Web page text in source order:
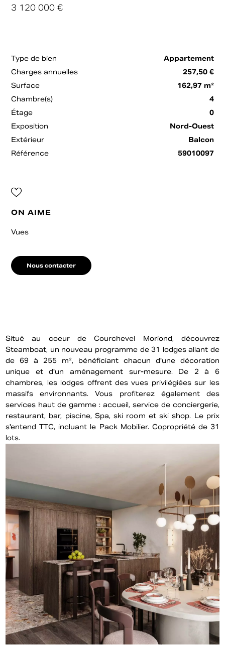
3 120 000 €
Type de bien
Appartement
Charges annuelles
257,50 €
Surface
162,97 m²
Chambre(s)
4
Étage
0
Exposition
Nord-Ouest
Extérieur
Balcon
Référence
59010097
ON AIME
Vues
Nous contacter
Situé au coeur de Courchevel Moriond, découvrez
Steamboat, un nouveau programme de 31 lodges allant de
de 69 à 255 m², bénéficiant chacun d'une décoration
unique et d'un aménagement sur-mesure. De 2 à 6
chambres, les lodges offrent des vues privilégiées sur les
massifs environnants. Vous profiterez également des
services haut de gamme : accueil, service de conciergerie,
restaurant, bar, piscine, Spa, ski room et ski shop. Le prix
s'entend TTC, incluant le Pack Mobilier. Copropriété de 31
lots.